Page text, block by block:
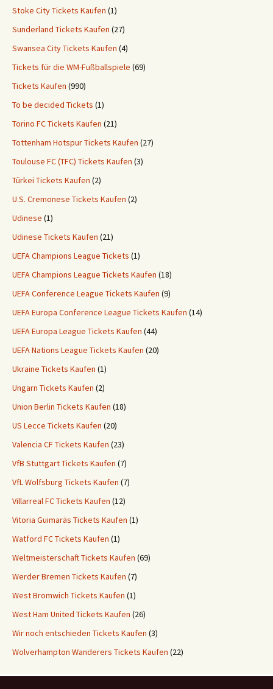
Stoke City Tickets Kaufen (1)
Sunderland Tickets Kaufen (27)
Swansea City Tickets Kaufen (4)
Tickets für die WM-Fußballspiele (69)
Tickets Kaufen (990)
To be decided Tickets (1)
Torino FC Tickets Kaufen (21)
Tottenham Hotspur Tickets Kaufen (27)
Toulouse FC (TFC) Tickets Kaufen (3)
Türkei Tickets Kaufen (2)
U.S. Cremonese Tickets Kaufen (2)
Udinese (1)
Udinese Tickets Kaufen (21)
UEFA Champions League Tickets (1)
UEFA Champions League Tickets Kaufen (18)
UEFA Conference League Tickets Kaufen (9)
UEFA Europa Conference League Tickets Kaufen (14)
UEFA Europa League Tickets Kaufen (44)
UEFA Nations League Tickets Kaufen (20)
Ukraine Tickets Kaufen (1)
Ungarn Tickets Kaufen (2)
Union Berlin Tickets Kaufen (18)
US Lecce Tickets Kaufen (20)
Valencia CF Tickets Kaufen (23)
VfB Stuttgart Tickets Kaufen (7)
VfL Wolfsburg Tickets Kaufen (7)
Villarreal FC Tickets Kaufen (12)
Vitoria Guimaräs Tickets Kaufen (1)
Watford FC Tickets Kaufen (1)
Weltmeisterschaft Tickets Kaufen (69)
Werder Bremen Tickets Kaufen (7)
West Bromwich Tickets Kaufen (1)
West Ham United Tickets Kaufen (26)
Wir noch entschieden Tickets Kaufen (3)
Wolverhampton Wanderers Tickets Kaufen (22)